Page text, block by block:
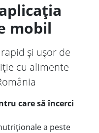
mobil
și ușor de
cu alimente
care să încerci
a peste